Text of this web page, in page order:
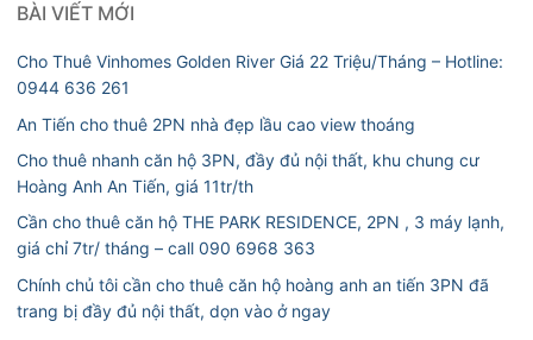
BÀI VIẾT MỚI
Cho Thuê Vinhomes Golden River Giá 22 Triệu/Tháng – Hotline:
0944 636 261
An Tiến cho thuê 2PN nhà đẹp lầu cao view thoáng
Cho thuê nhanh căn hộ 3PN, đầy đủ nội thất, khu chung cư
Hoàng Anh An Tiến, giá 11tr/th
Cần cho thuê căn hộ THE PARK RESIDENCE, 2PN , 3 máy lạnh,
giá chỉ 7tr/ tháng – call 090 6968 363
Chính chủ tôi cần cho thuê căn hộ hoàng anh an tiến 3PN đã
trang bị đầy đủ nội thất, dọn vào ở ngay